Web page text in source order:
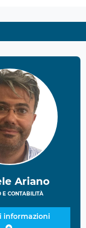
Ariano
E CONTABILITÀ
informazioni